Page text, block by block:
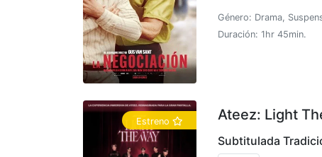
Género: Drama,
Duración: 1hr 45min.
Estreno Ateez: Light
Subtitulada